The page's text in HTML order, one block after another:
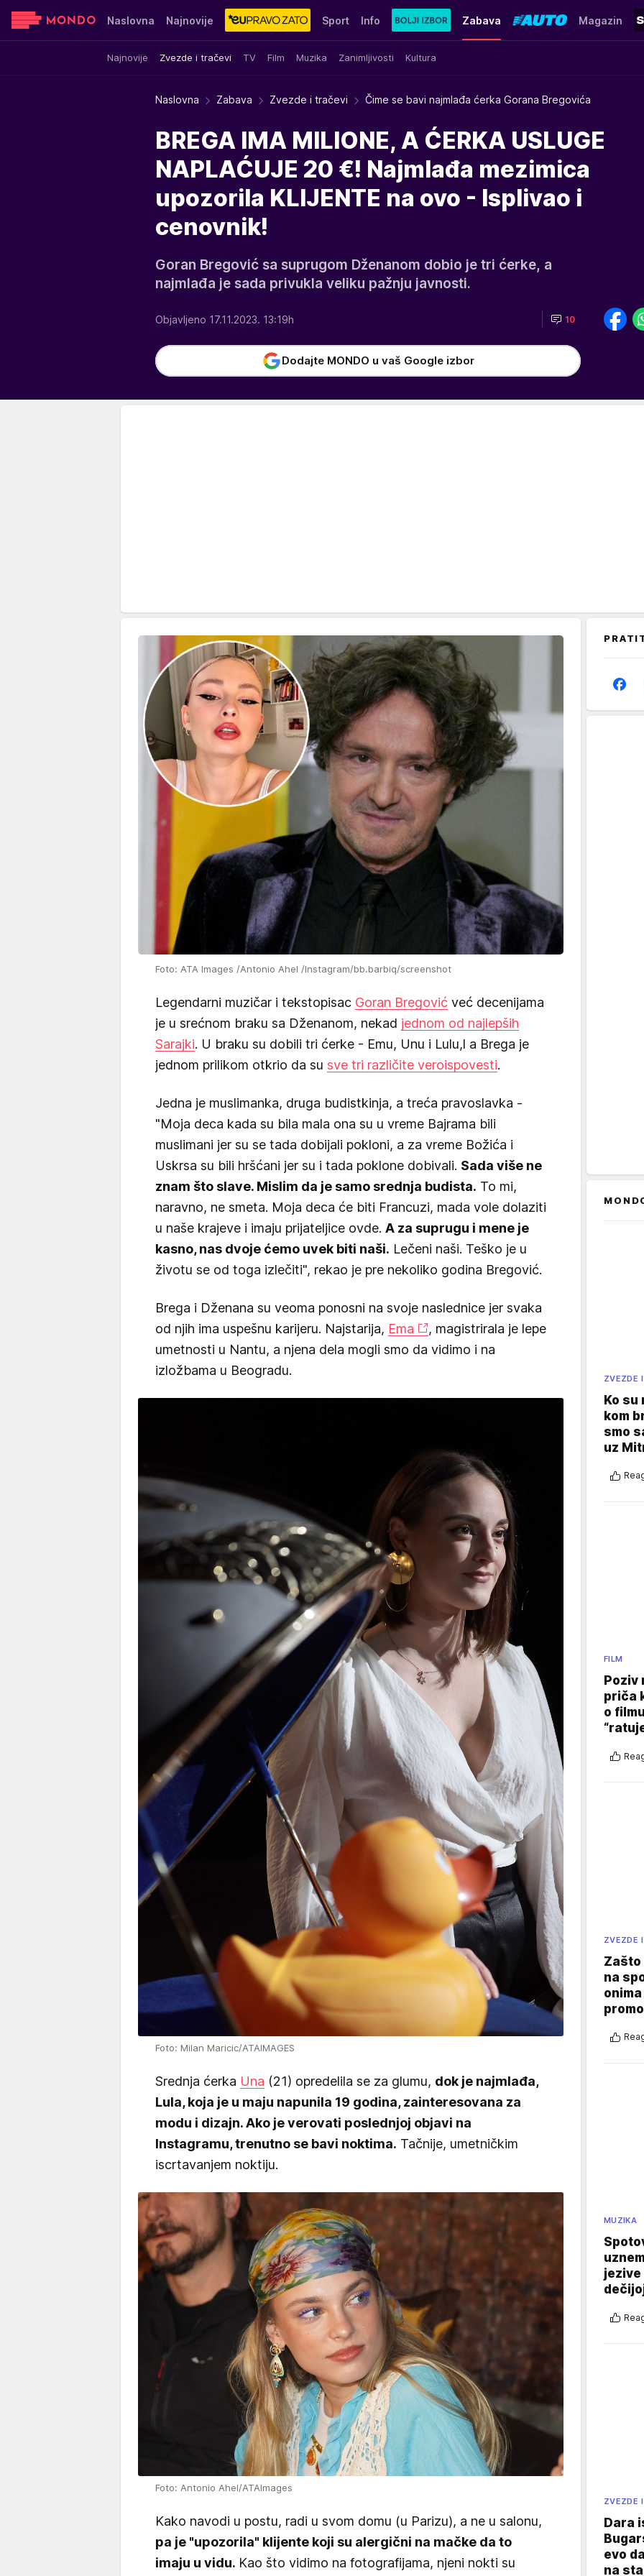
Naslovna Najnovije Sport Info Zabava
Najnovije Zvezde i tračevi TV Film Muzika Zanimljivosti Kultura
Magazin
Sensa Stvar ukusa Yumama
Naslovna Zabava Zvezde i tračevi Čime se bavi najmlađa ćerka Gorana Bregovića
BREGA IMA MILIONE, A ĆERKA USLUGE
NAPLAĆUJE 20 €! Najmlađa mezimica
upozorila KLIJENTE na ovo - Isplivao i
cenovnik!
Goran Bregović sa suprugom Dženanom dobio je tri ćerke, a
najmlađa je sada privukla veliku pažnju javnosti.
Objavljeno 17.11.2023. 13:19h 10
Dodajte MONDO u vaš Google izbor
Foto: ATA Images /Antonio Ahel /Instagram/bb.barbiq/screenshot
Legendarni muzičar i tekstopisac Goran Bregović već decenijama
je u srećnom braku sa Dženanom, nekad jednom od najlepših
Sarajki. U braku su dobili tri ćerke - Emu, Unu i Lulu,l a Brega je
jednom prilikom otkrio da su sve tri različite veroispovesti.
Jedna je muslimanka, druga budistkinja, a treća pravoslavka -
"Moja deca kada su bila mala ona su u vreme Bajrama bili
muslimani jer su se tada dobijali pokloni, a za vreme Božića i
Uskrsa su bili hršćani jer su i tada poklone dobivali. Sada više ne
znam što slave. Mislim da je samo srednja budista. To mi,
naravno, ne smeta. Moja deca će biti Francuzi, mada vole dolaziti
u naše krajeve i imaju prijateljice ovde. A za suprugu i mene je
kasno, nas dvoje ćemo uvek biti naši. Lečeni naši. Teško je u
životu se od toga izlečiti", rekao je pre nekoliko godina Bregović.
Brega i Dženana su veoma ponosni na svoje naslednice jer svaka
od njih ima uspešnu karijeru. Najstarija, Ema
, magistrirala je lepe
umetnosti u Nantu, a njena dela mogli smo da vidimo i na
izložbama u Beogradu.
Foto: Milan Maricic/ATAIMAGES
Srednja ćerka Una (21) opredelila se za glumu, dok je najmlađa,
Lula, koja je u maju napunila 19 godina, zainteresovana za
modu i dizajn. Ako je verovati poslednjoj objavi na
Instagramu, trenutno se bavi noktima. Tačnije, umetničkim
iscrtavanjem noktiju.
Foto: Antonio Ahel/ATAImages
Kako navodi u postu, radi u svom domu (u Parizu), a ne u salonu,
pa je "upozorila" klijente koji su alergični na mačke da to
imaju u vidu. Kao što vidimo na fotografijama, njeni nokti su
ZVEZDE
Ko su
kom
smo
uz
FILM
Poziv
priča
o
ZVEZDE
Zašto
na
MUZIKA
jezive
ZVEZDE
Dara
evo
na